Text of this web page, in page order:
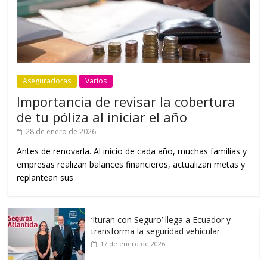
Aseguradoras Varios
Importancia de revisar la cobertura
de tu póliza al iniciar el año
28 de enero de 2026
Antes de renovarla. Al inicio de cada año, muchas familias y
empresas realizan balances financieros, actualizan metas y
replantean sus
‘Ituran con Seguro’ llega a Ecuador y
transforma la seguridad vehicular
17 de enero de 2026